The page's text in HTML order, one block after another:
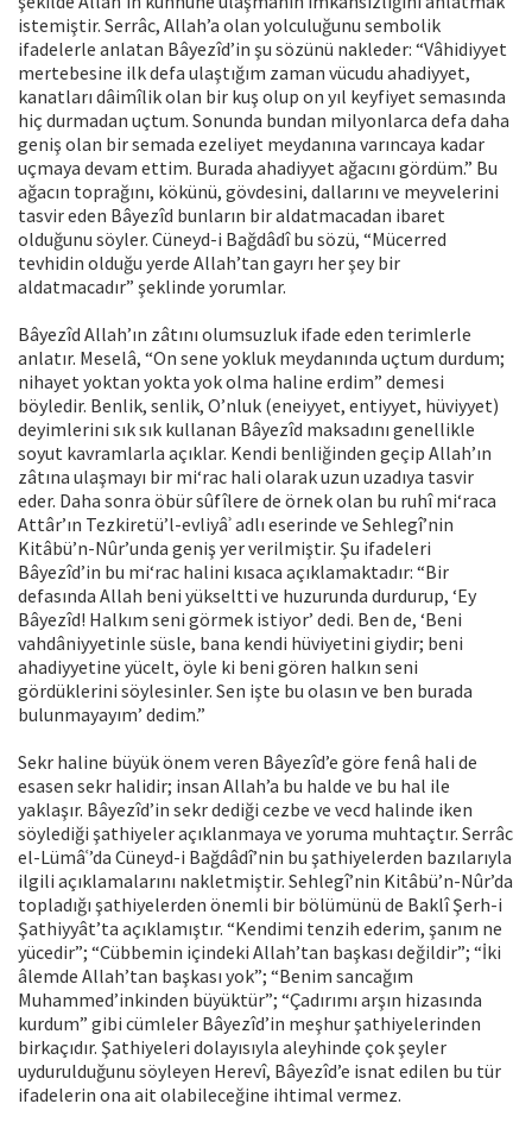
istemiştir. Serrâc, Allah’a olan yolculuğunu sembolik
ifadelerle anlatan Bâyezîd’in şu sözünü nakleder: “Vâhidiyyet
mertebesine ilk defa ulaştığım zaman vücudu ahadiyyet,
kanatları dâimîlik olan bir kuş olup on yıl keyfiyet semasında
hiç durmadan uçtum. Sonunda bundan milyonlarca defa daha
geniş olan bir semada ezeliyet meydanına varıncaya kadar
uçmaya devam ettim. Burada ahadiyyet ağacını gördüm.” Bu
ağacın toprağını, kökünü, gövdesini, dallarını ve meyvelerini
tasvir eden Bâyezîd bunların bir aldatmacadan ibaret
olduğunu söyler. Cüneyd-i Bağdâdî bu sözü, “Mücerred
tevhidin olduğu yerde Allah’tan gayrı her şey bir
aldatmacadır” şeklinde yorumlar.
Bâyezîd Allah’ın zâtını olumsuzluk ifade eden terimlerle
anlatır. Meselâ, “On sene yokluk meydanında uçtum durdum;
nihayet yoktan yokta yok olma haline erdim” demesi
böyledir. Benlik, senlik, O’nluk (eneiyyet, entiyyet, hüviyyet)
deyimlerini sık sık kullanan Bâyezîd maksadını genellikle
soyut kavramlarla açıklar. Kendi benliğinden geçip Allah’ın
zâtına ulaşmayı bir mi‘rac hali olarak uzun uzadıya tasvir
eder. Daha sonra öbür sûfîlere de örnek olan bu ruhî mi‘raca
Attâr’ın Tezkiretü’l-evliyâʾ adlı eserinde ve Sehlegî’nin
Kitâbü’n-Nûr’unda geniş yer verilmiştir. Şu ifadeleri
Bâyezîd’in bu mi‘rac halini kısaca açıklamaktadır: “Bir
defasında Allah beni yükseltti ve huzurunda durdurup, ‘Ey
Bâyezîd! Halkım seni görmek istiyor’ dedi. Ben de, ‘Beni
vahdâniyyetinle süsle, bana kendi hüviyetini giydir; beni
ahadiyyetine yücelt, öyle ki beni gören halkın seni
gördüklerini söylesinler. Sen işte bu olasın ve ben burada
bulunmayayım’ dedim.”
Sekr haline büyük önem veren Bâyezîd’e göre fenâ hali de
esasen sekr halidir; insan Allah’a bu halde ve bu hal ile
yaklaşır. Bâyezîd’in sekr dediği cezbe ve vecd halinde iken
söylediği şathiyeler açıklanmaya ve yoruma muhtaçtır. Serrâc
el-Lümâʿ’da Cüneyd-i Bağdâdî’nin bu şathiyelerden bazılarıyla
ilgili açıklamalarını nakletmiştir. Sehlegî’nin Kitâbü’n-Nûr’da
topladığı şathiyelerden önemli bir bölümünü de Baklî Şerh-i
Şathiyyât’ta açıklamıştır. “Kendimi tenzih ederim, şanım ne
yücedir”; “Cübbemin içindeki Allah’tan başkası değildir”; “İki
âlemde Allah’tan başkası yok”; “Benim sancağım
Muhammed’inkinden büyüktür”; “Çadırımı arşın hizasında
kurdum” gibi cümleler Bâyezîd’in meşhur şathiyelerinden
birkaçıdır. Şathiyeleri dolayısıyla aleyhinde çok şeyler
uydurulduğunu söyleyen Herevî, Bâyezîd’e isnat edilen bu tür
ifadelerin ona ait olabileceğine ihtimal vermez.